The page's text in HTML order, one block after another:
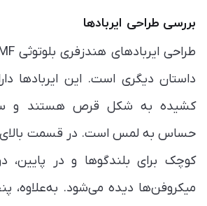
بررسی طراحی ایربادها
داستان دیگری است. این ایربادها
کشیده به شکل قرص هستند و
حساس به لمس است. در قسمت بالای
کوچک برای بلندگوها و در پایین،
میکروفن‌ها دیده می‌شود. به‌علاوه،